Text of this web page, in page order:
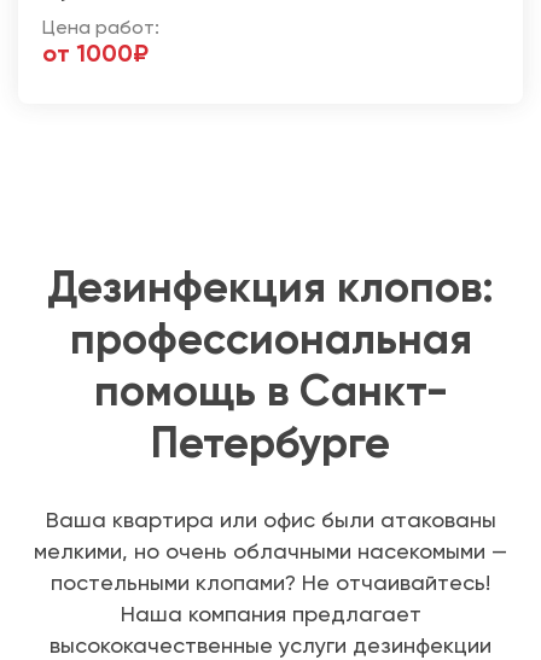
Цена работ:
от 1000₽
Дезинфекция клопов:
профессиональная
помощь в Санкт-
Петербурге
Ваша квартира или офис были атакованы
мелкими, но очень облачными насекомыми —
постельными клопами? Не отчаивайтесь!
Наша компания предлагает
высококачественные услуги дезинфекции